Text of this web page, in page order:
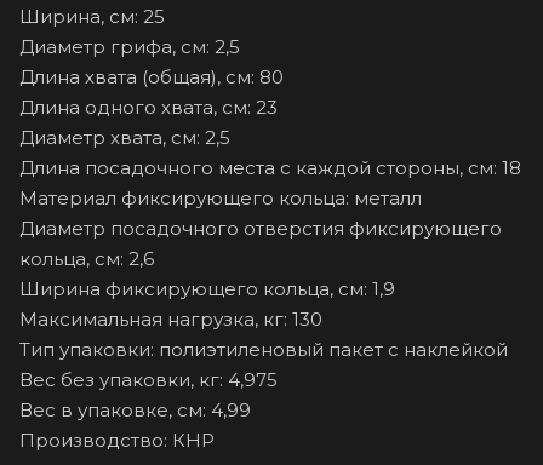
Ширина, см: 25
Диаметр грифа, см: 2,5
Длина хвата (общая), см: 80
Длина одного хвата, см: 23
Диаметр хвата, см: 2,5
Длина посадочного места с каждой стороны, см: 18
Материал фиксирующего кольца: металл
Диаметр посадочного отверстия фиксирующего
кольца, см: 2,6
Ширина фиксирующего кольца, см: 1,9
Максимальная нагрузка, кг: 130
Тип упаковки: полиэтиленовый пакет с наклейкой
Вес без упаковки, кг: 4,975
Вес в упаковке, см: 4,99
Производство: КНР